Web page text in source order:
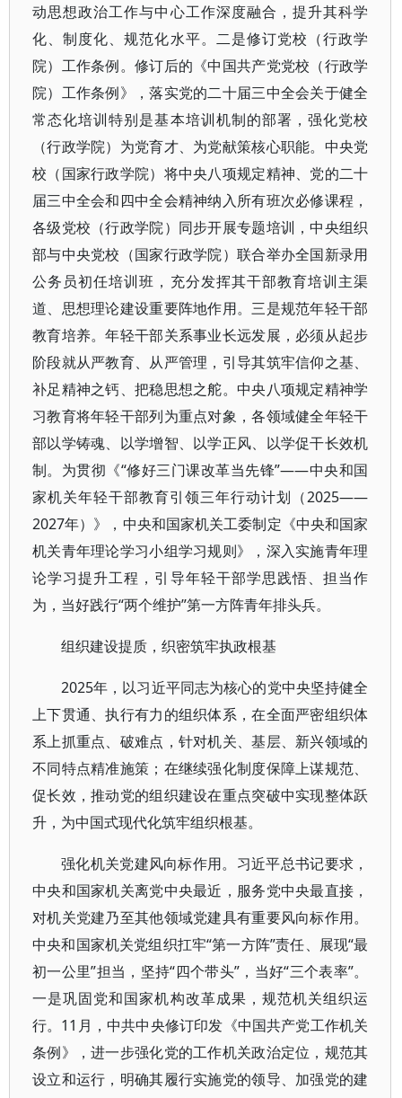
动思想政治工作与中心工作深度融合，提升其科学
化、制度化、规范化水平。二是修订党校（行政学
院）工作条例。修订后的《中国共产党党校（行政学
院）工作条例》，落实党的二十届三中全会关于健全
常态化培训特别是基本培训机制的部署，强化党校
（行政学院）为党育才、为党献策核心职能。中央党
校（国家行政学院）将中央八项规定精神、党的二十
届三中全会和四中全会精神纳入所有班次必修课程，
各级党校（行政学院）同步开展专题培训，中央组织
部与中央党校（国家行政学院）联合举办全国新录用
公务员初任培训班，充分发挥其干部教育培训主渠
道、思想理论建设重要阵地作用。三是规范年轻干部
教育培养。年轻干部关系事业长远发展，必须从起步
阶段就从严教育、从严管理，引导其筑牢信仰之基、
补足精神之钙、把稳思想之舵。中央八项规定精神学
习教育将年轻干部列为重点对象，各领域健全年轻干
部以学铸魂、以学增智、以学正风、以学促干长效机
制。为贯彻《“修好三门课改革当先锋”——中央和国
家机关年轻干部教育引领三年行动计划（2025——
2027年）》，中央和国家机关工委制定《中央和国家
机关青年理论学习小组学习规则》，深入实施青年理
论学习提升工程，引导年轻干部学思践悟、担当作
为，当好践行“两个维护”第一方阵青年排头兵。
组织建设提质，织密筑牢执政根基
2025年，以习近平同志为核心的党中央坚持健全
上下贯通、执行有力的组织体系，在全面严密组织体
系上抓重点、破难点，针对机关、基层、新兴领域的
不同特点精准施策；在继续强化制度保障上谋规范、
促长效，推动党的组织建设在重点突破中实现整体跃
升，为中国式现代化筑牢组织根基。
强化机关党建风向标作用。习近平总书记要求，
中央和国家机关离党中央最近，服务党中央最直接，
对机关党建乃至其他领域党建具有重要风向标作用。
中央和国家机关党组织扛牢“第一方阵”责任、展现“最
初一公里”担当，坚持“四个带头”，当好“三个表率”。
一是巩固党和国家机构改革成果，规范机关组织运
行。11月，中共中央修订印发《中国共产党工作机关
条例》，进一步强化党的工作机关政治定位，规范其
设立和运行，明确其履行实施党的领导、加强党的建